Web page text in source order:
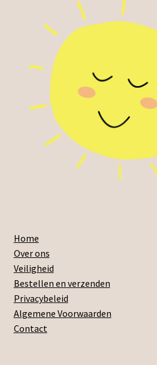
Home
Over ons
Veiligheid
Bestellen en verzenden
Privacybeleid
Algemene Voorwaarden
Contact